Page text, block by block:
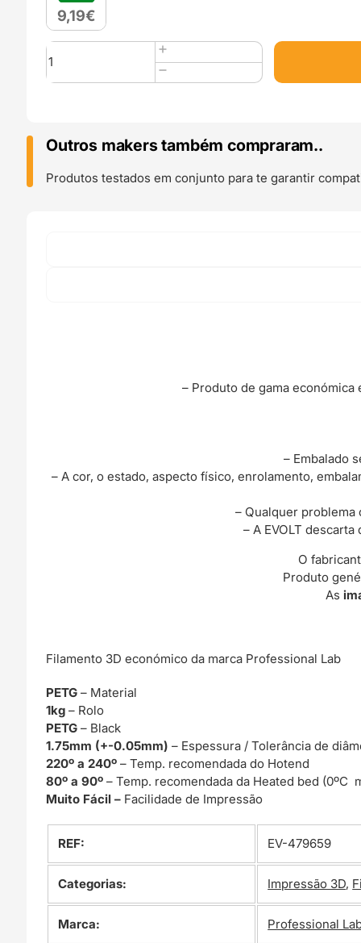
9,19€
Quantidade
de
PETG
-
Professional
Lab
Outros makers também compraram..
Produtos testados em conjunto para te garantir
– Produto de gama
– Embalado
– A cor, o estado, aspecto físico, enrolamento,
– Qualquer problema
– A EVOLT
O
Produto
As
Filamento 3D económico da marca Professional Lab
PETG– Material
1kg – Rolo
PETG– Black
1.75mm (+-0.05mm)– Espessura / Tolerância de
220º a 240º– Temp. recomendada do Hotend
80º a 90º– Temp. recomendada da Heated bed (0ºC
Muito Fácil – Facilidade de Impressão
REF: EV-479659
Categorias: Impressão 3D,
Marca: Professional